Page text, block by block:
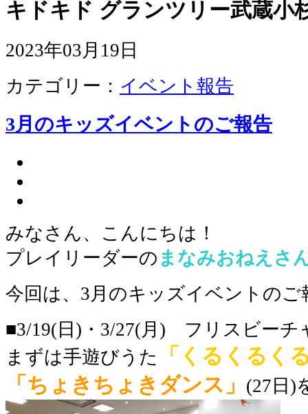
キドキド グランツリー武蔵小
2023年03月19日
カテゴリー： イベント報告
3月のキッズイベントのご報告
みなさん、こんにちは！
プレイリーダーの まなみおねえさ
今回は、3月のキッズイベントのご
■3/19(日)・3/27(月) フリスビーチ
まずは手遊びうた
「くるくるく
「ちょきちょきダンス」 (27日)